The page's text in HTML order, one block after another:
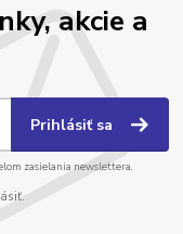
akcie a
Prihlásiť sa
zasielania newslettera.